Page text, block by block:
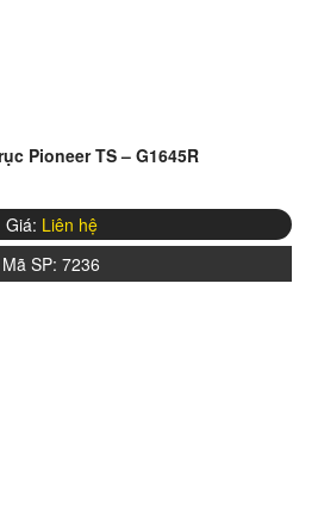
Pioneer TS – G1645R
Giá: Liên hệ
Mã SP: 7236